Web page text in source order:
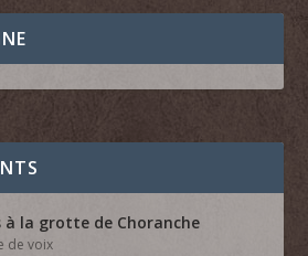
à la grotte de Choranche
de voix